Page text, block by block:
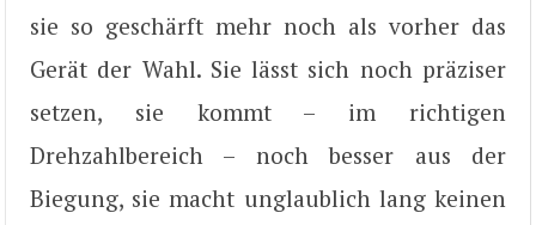
sie so geschärft mehr noch als vorher das
Gerät der Wahl. Sie lässt sich noch präziser
setzen, sie kommt – im richtigen
Drehzahlbereich – noch besser aus der
Biegung, sie macht unglaublich lang keinen